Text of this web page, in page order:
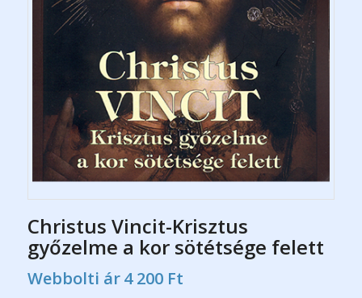
Christus Vincit-Krisztus
győzelme a kor sötétsége felett
Webbolti ár 4 200 Ft